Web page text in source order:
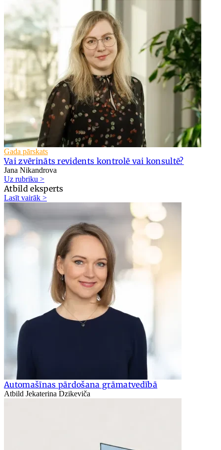
Gada pārskats
Vai zvērināts revidents kontrolē vai konsultē?
Jana Nikandrova
Uz rubriku >
Atbild eksperts
Lasīt vairāk >
Automašīnas pārdošana grāmatvedībā
Atbild Jekaterina Dzikeviča